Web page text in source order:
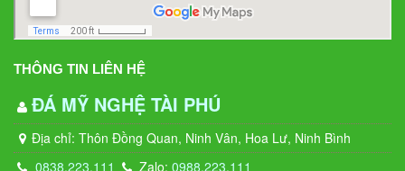
THÔNG TIN LIÊN HỆ
ĐÁ MỸ NGHỆ TÀI PHÚ
Địa chỉ: Thôn Đồng Quan, Ninh Vân, Hoa Lư, Ninh Bình
0838.223.111
Zalo:0988.223.111